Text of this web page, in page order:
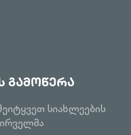
გამოწერა
სიახლეების